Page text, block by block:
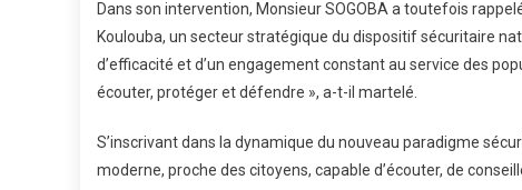
Dans son intervention, Monsieur SOGOBA a toutefois
Koulouba, un secteur stratégique du dispositif sécuritaire
d’efficacité et d’un engagement constant au service des
écouter, protéger et défendre », a-t-il martelé.
S’inscrivant dans la dynamique du nouveau paradigme
moderne, proche des citoyens, capable d’écouter, de